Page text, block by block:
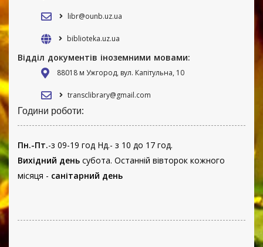
libr@ounb.uz.ua
biblioteka.uz.ua
Відділ документів іноземними мовами:
88018 м Ужгород, вул. Капітульна, 10
transclibrary@gmail.com
Години роботи:
Пн.-Пт.-з 09-19 год Нд.- з 10 до 17 год.
Вихідний день субота. Останній вівторок кожного
місяця - санітарний день